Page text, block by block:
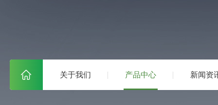
关于我们 产品中心 新闻资